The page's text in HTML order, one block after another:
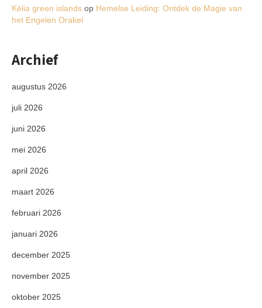
Kélia green islands op Hemelse Leiding: Ontdek de Magie van
het Engelen Orakel
Archief
augustus 2026
juli 2026
juni 2026
mei 2026
april 2026
maart 2026
februari 2026
januari 2026
december 2025
november 2025
oktober 2025